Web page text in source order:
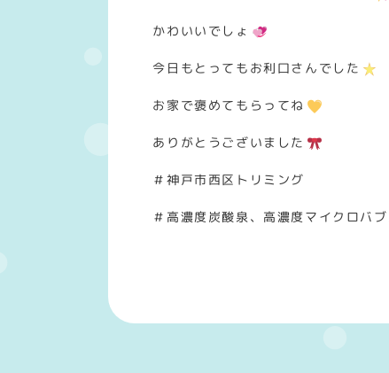
かわいいでしょ
今日もとってもお利口さんでした
お家で褒めてもらってね
ありがとうございました
＃神戸市西区トリミング
＃高濃度炭酸泉、高濃度マイクロバ